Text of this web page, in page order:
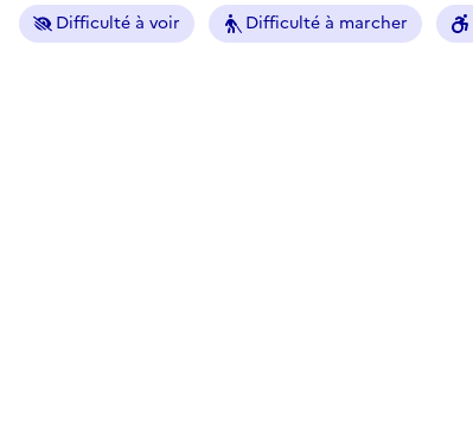
Difficulté à voir Difficulté à marcher